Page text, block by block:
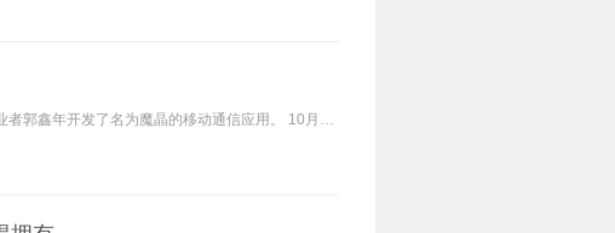
热播电视剧《创业时代》的剧照 国内第一部网络商战电视剧《创业时代》大热，黄轩饰演的创业者郭鑫年开发了名为魔晶的移动通信应用。 10月21日，剧中与魔晶同名的真实版手机与魔